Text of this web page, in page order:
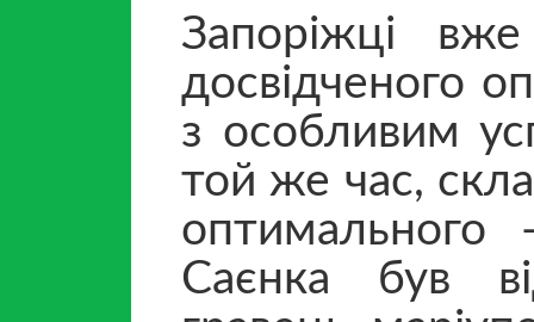
Запоріжці
досвідченого
з особливим
той же час,
Саєнка був